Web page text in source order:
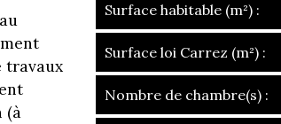
travaux
(à
Surface habitable (m²) :
Surface loi Carrez (m²) :
Nombre de chambre(s) :